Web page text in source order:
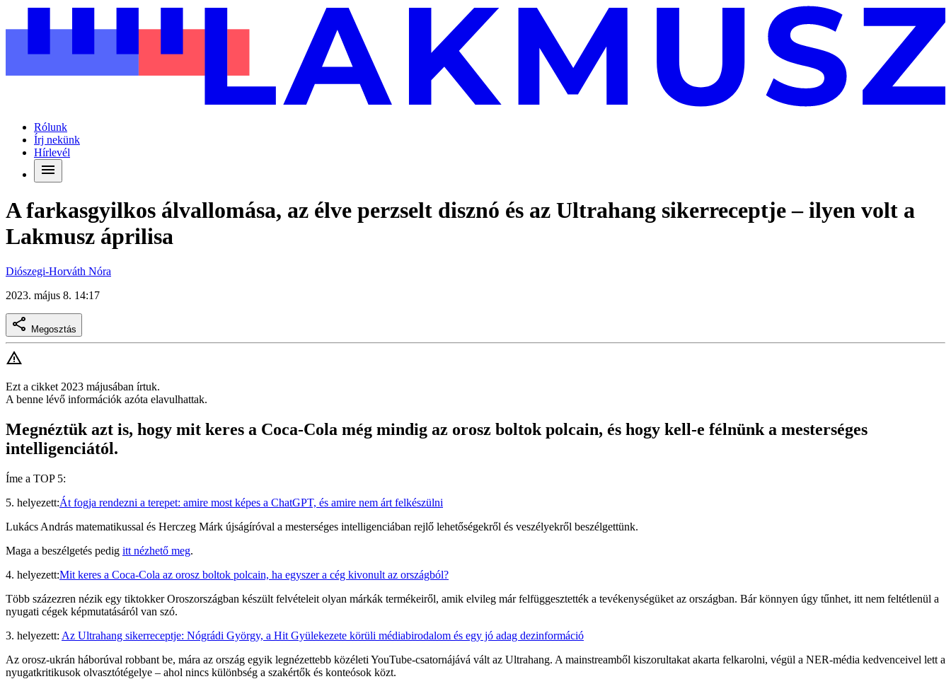
Rólunk
Írj nekünk
Hírlevél
A farkasgyilkos álvallomása, az élve perzselt disznó és az Ultrahang sikerreceptje – ilyen volt a
Lakmusz áprilisa
Diószegi-Horváth Nóra
2023. május 8. 14:17
Megosztás
Ezt a cikket 2023 májusában írtuk.
A benne lévő információk azóta elavulhattak.
Megnéztük azt is, hogy mit keres a Coca-Cola még mindig az orosz boltok polcain, és hogy kell-e félnünk a mesterséges
intelligenciától.
Íme a TOP 5:
5. helyezett:Át fogja rendezni a terepet: amire most képes a ChatGPT, és amire nem árt felkészülni
Lukács András matematikussal és Herczeg Márk újságíróval a mesterséges intelligenciában rejlő lehetőségekről és veszélyekről beszélgettünk.
Maga a beszélgetés pedig itt nézhető meg.
4. helyezett:Mit keres a Coca-Cola az orosz boltok polcain, ha egyszer a cég kivonult az országból?
Több százezren nézik egy tiktokker Oroszországban készült felvételeit olyan márkák termékeiről, amik elvileg már felfüggesztették a tevékenységüket az országban. Bár könnyen úgy tűnhet, itt nem feltétlenül a
nyugati cégek képmutatásáról van szó.
3. helyezett: Az Ultrahang sikerreceptje: Nógrádi György, a Hit Gyülekezete körüli médiabirodalom és egy jó adag dezinformáció
Az orosz-ukrán háborúval robbant be, mára az ország egyik legnézettebb közéleti YouTube-csatornájává vált az Ultrahang. A mainstreamből kiszorultakat akarta felkarolni, végül a NER-média kedvenceivel lett a
nyugatkritikusok olvasztótégelye – ahol nincs különbség a szakértők és konteósok közt.